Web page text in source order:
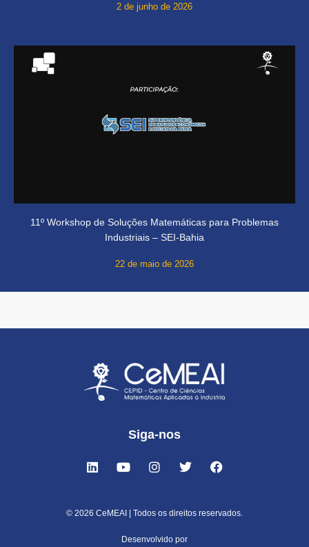
2 de junho de 2026
11º Workshop de Soluções Matemáticas para Problemas
Industriais – SEI-Bahia
22 de maio de 2026
Siga-nos
© 2026 CeMEAI | Todos os direitos reservados.
Desenvolvido por